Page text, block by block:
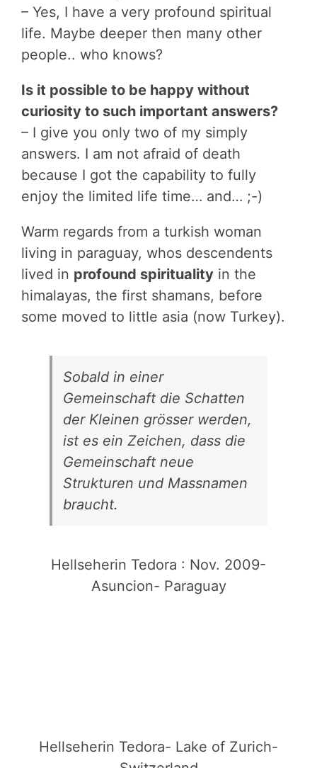
– Yes, I have a very profound spiritual
life. Maybe deeper then many other
people.. who knows?
Is it possible to be happy without
curiosity to such important answers?
– I give you only two of my simply
answers. I am not afraid of death
because I got the capability to fully
enjoy the limited life time… and… ;-)
Warm regards from a turkish woman
living in paraguay, whos descendents
lived in profound spirituality in the
himalayas, the first shamans, before
some moved to little asia (now Turkey).
Sobald in einer
Gemeinschaft die Schatten
der Kleinen grösser werden,
ist es ein Zeichen, dass die
Gemeinschaft neue
Strukturen und Massnamen
braucht.
Hellseherin Tedora : Nov. 2009-
Asuncion- Paraguay
Hellseherin Tedora- Lake of Zurich-